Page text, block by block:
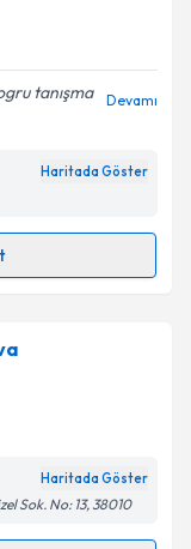
e-posta ile
belirtilen
tanışma
Devamı
Haritada Göster
takvimi talebi
almanız için bir
Haritada Göster
Sok. No: 13, 38010